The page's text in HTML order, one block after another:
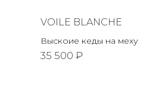
VOILE BLANCHE
Выскоие кеды на меху
35 500 ₽